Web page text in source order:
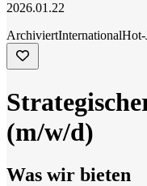
2026.01.22
ArchiviertInternationalHot-
(m/w/d)
Was wir bieten